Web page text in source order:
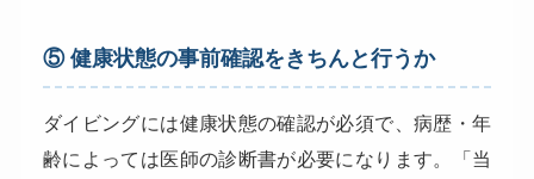
⑤ 健康状態の事前確認をきちんと行うか
ダイビングには健康状態の確認が必須で、病歴・年
齢によっては医師の診断書が必要になります。「当